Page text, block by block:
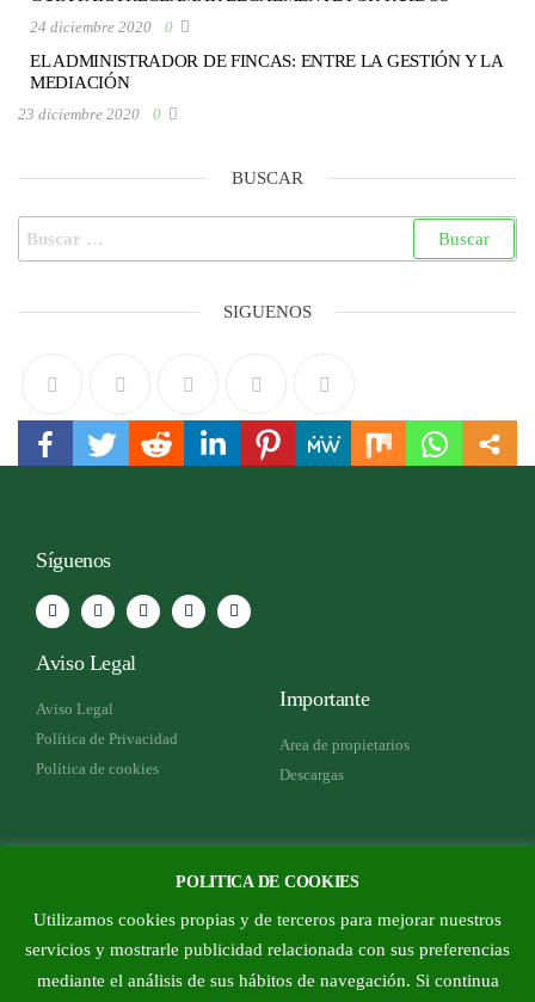
24 diciembre 2020 0
EL ADMINISTRADOR DE FINCAS: ENTRE LA GESTIÓN Y LA
MEDIACIÓN
23 diciembre 2020 0
BUSCAR
SIGUENOS
Síguenos
Aviso Legal
Aviso Legal
Política de Privacidad
Política de cookies
Importante
Area de propietarios
Descargas
Vaciamadrid
Telef.; 915329781
Mail: info@adtrujillo.es
POLITICA DE COOKIES
Utilizamos cookies propias y de terceros para mejorar nuestros
servicios y mostrarle publicidad relacionada con sus preferencias
mediante el análisis de sus hábitos de navegación. Si continua